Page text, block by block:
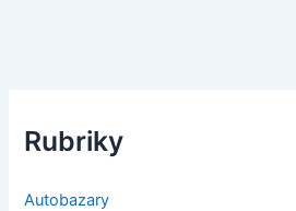
Rubriky
Autobazary